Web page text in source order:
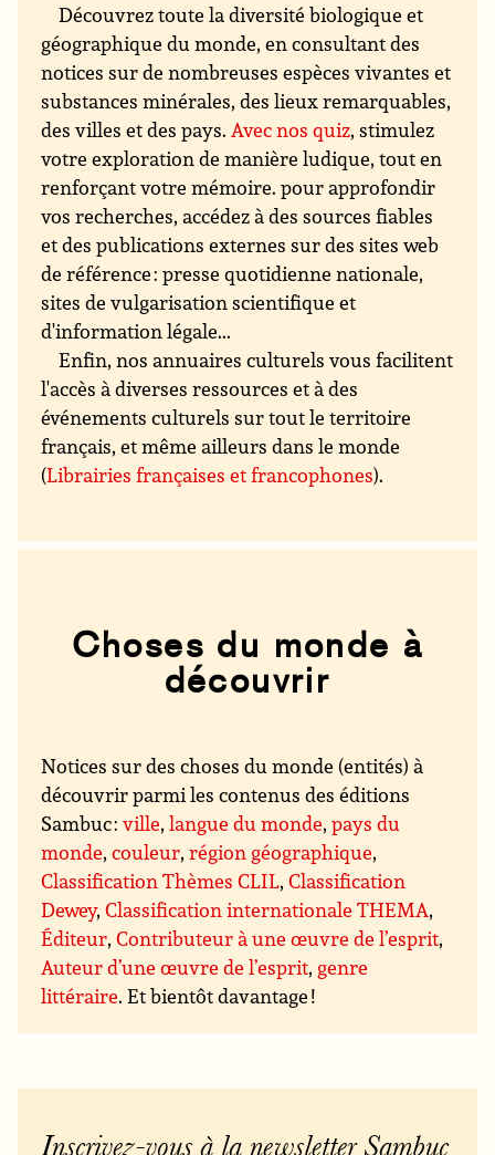
Découvrez toute la diversité biologique et
géographique du monde, en consultant des
notices sur de nombreuses espèces vivantes et
substances minérales, des lieux remarquables,
des villes et des pays.Avec nos quiz, stimulez
votre exploration de manière ludique, tout en
renforçant votre mémoire. pour approfondir
vos recherches, accédez à des sources fiables
et des publications externes sur des sites web
de référence : presse quotidienne nationale,
sites de vulgarisation scientifique et
d'information légale...
Enfin, nos annuaires culturels vous facilitent
l'accès à diverses ressources et à des
événements culturels sur tout le territoire
français, et même ailleurs dans le monde
(Librairies françaises et francophones).
Choses du monde à
découvrir
Notices sur des choses du monde (entités) à
découvrir parmi les contenus des éditions
Sambuc :ville,langue du monde,pays du
monde,couleur,région géographique,
Classification Thèmes CLIL,Classification
Dewey,Classification internationale THEMA,
Éditeur,Contributeur à une œuvre de l’esprit,
Auteur d’une œuvre de l’esprit, genre
littéraire. Et bientôt davantage !